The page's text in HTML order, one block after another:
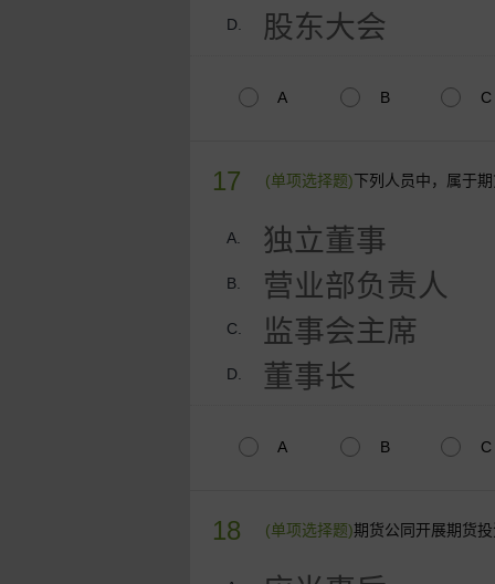
D. 股东大会
A B C
17 (单项选择题)下列人员中，属于
A. 独立董事
B. 营业部负责人
C. 监事会主席
D. 董事长
A B C
18 (单项选择题)期货公同开展期货